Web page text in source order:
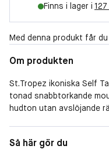
Finns i lager i
Med denna produkt får du
Om produkten
St.Tropez ikoniska Self
tonad snabbtorkande
hudton utan avslöjande
Intelligent Tanning
Så här gör du